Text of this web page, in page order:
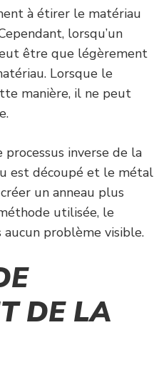
à étirer le matériau
lorsqu’un
être que légèrement
Lorsque le
manière, il ne peut
inverse de la
est découpé et le métal
un anneau plus
utilisée, le
problème visible.
DE LA